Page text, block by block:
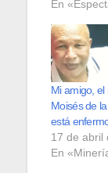
En
Mi amigo, el
Moisés de
está
17 de abril
En